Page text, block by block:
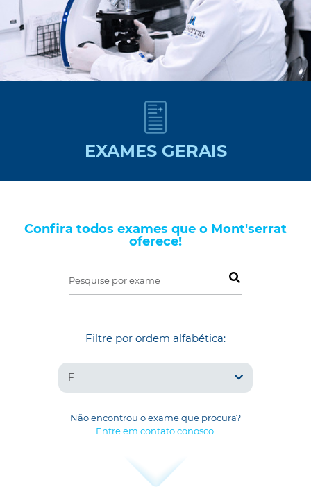
EXAMES GERAIS
Confira todos exames que o Mont'serrat
oferece!
Pesquise por exame
Filtre por ordem alfabética:
F
Não encontrou o exame que procura?
Entre em contato conosco.